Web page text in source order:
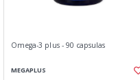
Omega-3 plus - 90 capsulas
MEGAPLUS